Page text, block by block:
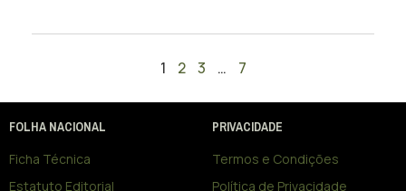
1 2 3 … 7
FOLHA NACIONAL
Ficha Técnica
Estatuto Editorial
PRIVACIDADE
Termos e Condições
Política de Privacidade